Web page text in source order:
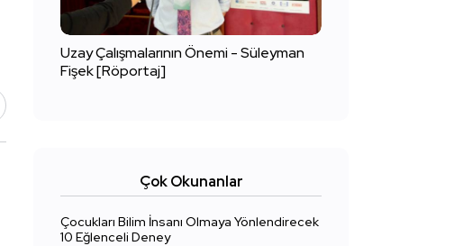
Uzay Çalışmalarının Önemi - Süleyman
Fişek [Röportaj]
Çok Okunanlar
Çocukları Bilim İnsanı Olmaya Yönlendirecek
10 Eğlenceli Deney